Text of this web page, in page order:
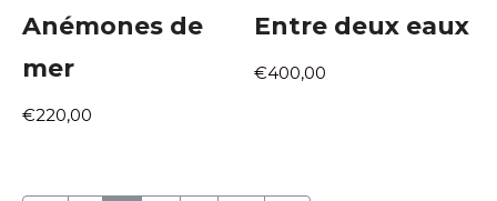
Anémones de
mer
€220,00
Entre deux eaux
€400,00